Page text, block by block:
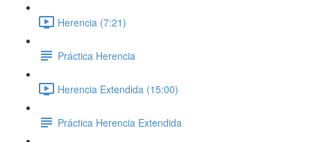
Herencia (7:21)
Práctica Herencia
Herencia Extendida (15:00)
Práctica Herencia Extendida